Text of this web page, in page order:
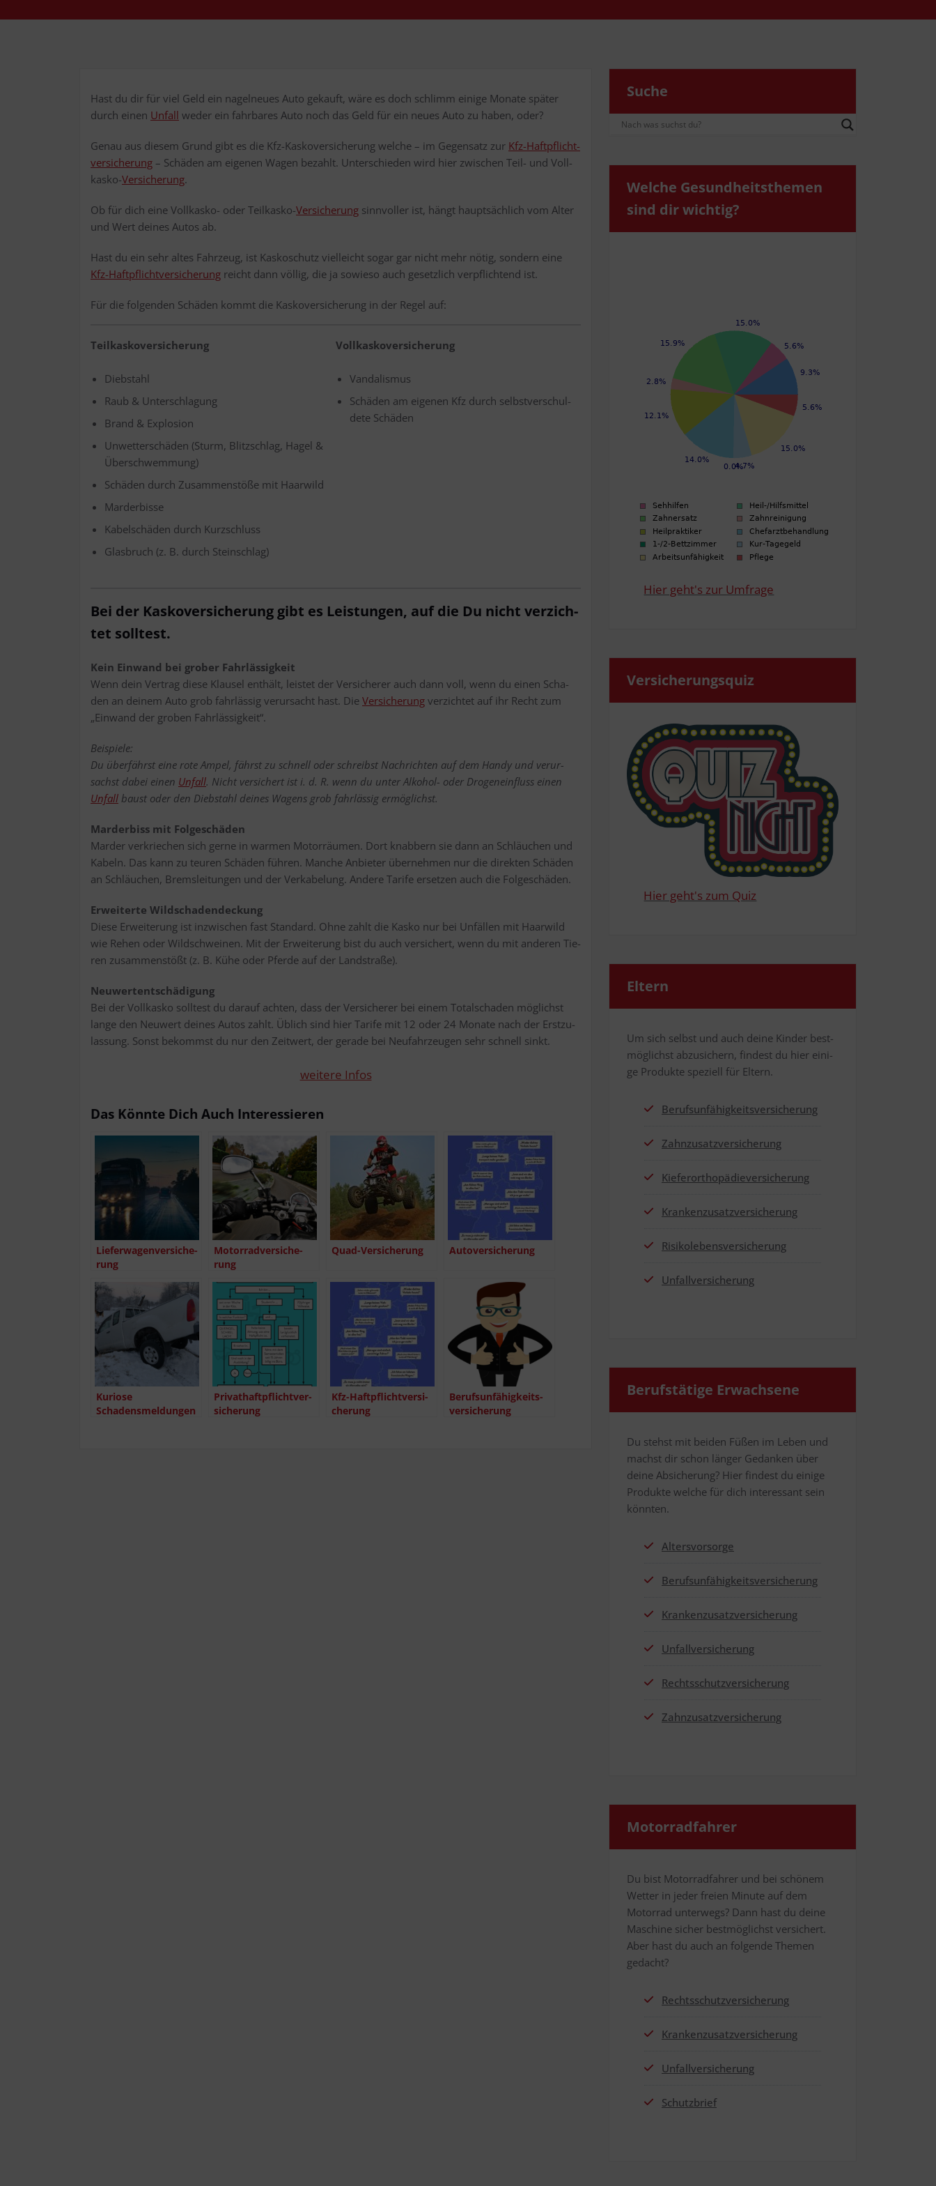
Hast du dir für viel Geld ein nagel­neu­es Auto gekauft, wäre es doch schlimm eini­ge Mona­te spä­ter
durch einen Unfall weder ein fahr­ba­res Auto noch das Geld für ein neu­es Auto zu haben, oder?
Genau aus die­sem Grund gibt es die Kfz-Kas­ko­ver­si­che­rung wel­che – im Gegen­satz zur Kfz-Haft­pflicht­
ver­si­che­rung – Schä­den am eige­nen Wagen bezahlt. Unter­schie­den wird hier zwi­schen Teil- und Voll­
kas­ko-Ver­si­che­rung.
Ob für dich eine Voll­kas­ko- oder Teil­kas­ko-Ver­si­che­rung sinn­vol­ler ist, hängt haupt­säch­lich vom Alter
und Wert dei­nes Autos ab.
Hast du ein sehr altes Fahr­zeug, ist Kas­ko­schutz viel­leicht sogar gar nicht mehr nötig, son­dern eine
Kfz-Haft­pflicht­ver­si­che­rung reicht dann völ­lig, die ja sowie­so auch gesetz­lich ver­pflich­tend ist.
Für die fol­gen­den Schä­den kommt die Kas­ko­ver­si­che­rung in der Regel auf:
Teil­kas­ko­ver­si­che­rung
Dieb­stahl
Raub & Unterschlagung
Brand & Explosion
Unwet­ter­schä­den (Sturm, Blitz­schlag, Hagel &
Überschwemmung)
Schä­den durch Zusam­men­stö­ße mit Haarwild
Mar­der­bis­se
Kabel­schä­den durch Kurzschluss
Glas­bruch (z. B. durch Steinschlag)
Voll­kas­ko­ver­si­che­rung
Van­da­lis­mus
Schä­den am eige­nen Kfz durch selbst­ver­schul­
de­te Schäden
Bei der Kas­ko­ver­si­che­rung gibt es Leis­tun­gen, auf die Du nicht ver­zich­
tet solltest.
Kein Ein­wand bei gro­ber Fahr­läs­sig­keit
Wenn dein Ver­trag die­se Klau­sel ent­hält, leis­tet der Ver­si­che­rer auch dann voll, wenn du einen Scha­
den an dei­nem Auto grob fahr­läs­sig ver­ur­sacht hast. Die Ver­si­che­rung ver­zich­tet auf ihr Recht zum
„Ein­wand der gro­ben Fahrlässigkeit“.
Bei­spie­le:
Du über­fährst eine rote Ampel, fährst zu schnell oder schreibst Nach­rich­ten auf dem Han­dy und ver­ur­
sachst dabei einen Unfall. Nicht ver­si­chert ist i. d. R. wenn du unter Alko­hol- oder Dro­gen­ein­fluss einen
Unfall baust oder den Dieb­stahl dei­nes Wagens grob fahr­läs­sig ermöglichst.
Mar­der­biss mit Fol­ge­schä­den
Mar­der ver­krie­chen sich ger­ne in war­men Motor­räu­men. Dort knab­bern sie dann an Schläu­chen und
Kabeln. Das kann zu teu­ren Schä­den füh­ren. Man­che Anbie­ter über­neh­men nur die direk­ten Schä­den
an Schläu­chen, Brems­lei­tun­gen und der Ver­ka­be­lung. Ande­re Tari­fe erset­zen auch die Folgeschäden.
Erwei­ter­te Wild­scha­den­de­ckung
Die­se Erwei­te­rung ist inzwi­schen fast Stan­dard. Ohne zahlt die Kas­ko nur bei Unfäl­len mit Haar­wild
wie Rehen oder Wild­schwei­nen. Mit der Erwei­te­rung bist du auch ver­si­chert, wenn du mit ande­ren Tie­
ren zusam­men­stößt (z. B. Kühe oder Pfer­de auf der Landstraße).
Neu­wert­ent­schä­di­gung
Bei der Voll­kas­ko soll­test du dar­auf ach­ten, dass der Ver­si­che­rer bei einem Total­scha­den mög­lichst
lan­ge den Neu­wert dei­nes Autos zahlt. Üblich sind hier Tari­fe mit 12 oder 24 Mona­te nach der Erst­zu­
las­sung. Sonst bekommst du nur den Zeit­wert, der gera­de bei Neu­fahr­zeu­gen sehr schnell sinkt.
wei­te­re Infos
Das Könn­te Dich Auch Interessieren
Lie­fer­wa­gen­ver­si­che­
rung
Motor­rad­ver­si­che­
rung
Quad-Ver­­­si­che­rung Auto­ver­si­che­rung
Kurio­se
Schadensmeldungen
Pri­vat­haft­pflicht­ver­
si­che­rung
Kfz-Haf­t­pflich­t­­ver­­­si­
che­rung
Berufs­un­fä­hig­keits­
ver­si­che­rung
Suche
Wel­che Gesund­heits­the­men
sind dir wichtig?
Hier geht's zur Umfrage
Ver­si­che­rungs­quiz
Hier geht's zum Quiz
Eltern
Um sich selbst und auch dei­ne Kin­der best­
mög­lichst abzu­si­chern, fin­dest du hier eini­
ge Pro­duk­te spe­zi­ell für Eltern.
Berufs­un­fä­hig­keits­ver­si­che­rung
Zahn­zu­satz­ver­si­che­rung
Kie­fer­or­tho­pä­die­ver­si­che­rung
Kran­ken­zu­satz­ver­si­che­rung
Risi­ko­le­bens­ver­si­che­rung
Unfall­ver­si­che­rung
Berufs­tä­ti­ge Erwachsene
Du stehst mit bei­den Füßen im Leben und
machst dir schon län­ger Gedan­ken über
dei­ne Absi­che­rung? Hier fin­dest du eini­ge
Pro­duk­te wel­che für dich inter­es­sant sein
könnten.
Alters­vor­sor­ge
Berufs­un­fä­hig­keits­ver­si­che­rung
Kran­ken­zu­satz­ver­si­che­rung
Unfall­ver­si­che­rung
Rechts­schutz­ver­si­che­rung
Zahn­zu­satz­ver­si­che­rung
Motor­rad­fah­rer
Du bist Motor­rad­fah­rer und bei schö­nem
Wet­ter in jeder frei­en Minu­te auf dem
Motor­rad unter­wegs? Dann hast du dei­ne
Maschi­ne sicher best­mög­lichst ver­si­chert.
Aber hast du auch an fol­gen­de The­men
gedacht?
Rechts­schutz­ver­si­che­rung
Kran­ken­zu­satz­ver­si­che­rung
Unfall­ver­si­che­rung
Schutz­brief